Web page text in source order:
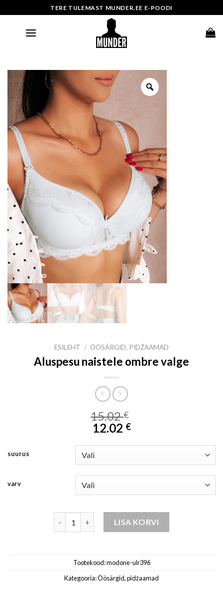
to
TERE TULEMAST MUNDER.EE E-POODI
ESILEHT / ÖÖSÄRGID, PIDŽAAMAD
Aluspesu naistele ombre valge
15.02€
12.02 €
suurus
varv
LISA KORVI
Tootekood:modone-ulr396
Kategooria:Öösärgid, pidžaamad